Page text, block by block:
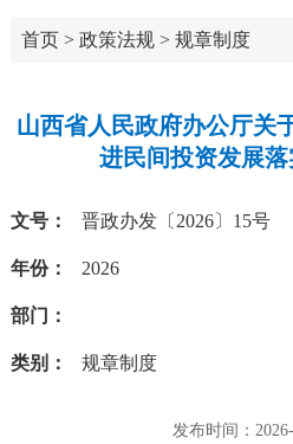
首页> 政策法规> 规章制度
山西省人民政府办公厅关
进民间投资发展
文号： 晋政办发〔2026〕15号
年份： 2026
部门：
类别： 规章制度
发布时间：